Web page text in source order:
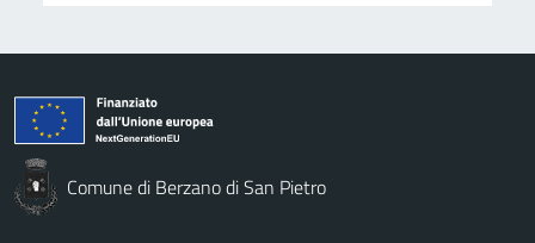
Comune di Berzano di San Pietro